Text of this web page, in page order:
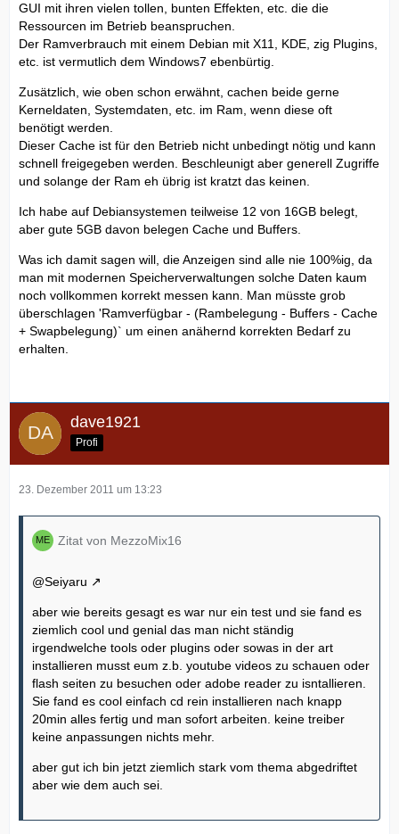
GUI mit ihren vielen tollen, bunten Effekten, etc. die die
Ressourcen im Betrieb beanspruchen.
Der Ramverbrauch mit einem Debian mit X11, KDE, zig Plugins,
etc. ist vermutlich dem Windows7 ebenbürtig.
Zusätzlich, wie oben schon erwähnt, cachen beide gerne
Kerneldaten, Systemdaten, etc. im Ram, wenn diese oft
benötigt werden.
Dieser Cache ist für den Betrieb nicht unbedingt nötig und kann
schnell freigegeben werden. Beschleunigt aber generell Zugriffe
und solange der Ram eh übrig ist kratzt das keinen.
Ich habe auf Debiansystemen teilweise 12 von 16GB belegt,
aber gute 5GB davon belegen Cache und Buffers.
Was ich damit sagen will, die Anzeigen sind alle nie 100%ig, da
man mit modernen Speicherverwaltungen solche Daten kaum
noch vollkommen korrekt messen kann. Man müsste grob
überschlagen 'Ramverfügbar - (Rambelegung - Buffers - Cache
+ Swapbelegung)` um einen anähernd korrekten Bedarf zu
erhalten.
dave1921
Profi
23. Dezember 2011 um 13:23
Zitat von MezzoMix16
@Seiyaru
aber wie bereits gesagt es war nur ein test und sie fand es
ziemlich cool und genial das man nicht ständig
irgendwelche tools oder plugins oder sowas in der art
installieren musst eum z.b. youtube videos zu schauen oder
flash seiten zu besuchen oder adobe reader zu isntallieren.
Sie fand es cool einfach cd rein installieren nach knapp
20min alles fertig und man sofort arbeiten. keine treiber
keine anpassungen nichts mehr.
aber gut ich bin jetzt ziemlich stark vom thema abgedriftet
aber wie dem auch sei.